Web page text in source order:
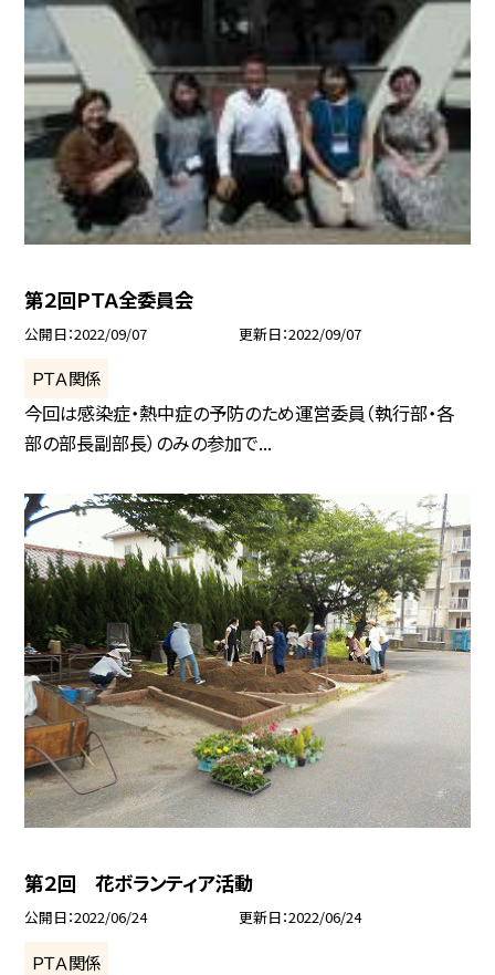
第２回ＰＴＡ全委員会
公開日 2022/09/07 更新日 2022/09/07
ＰＴＡ関係
今回は感染症・熱中症の予防のため運営委員（執行部・各
部の部長副部長）のみの参加で...
第２回 花ボランティア活動
公開日 2022/06/24 更新日 2022/06/24
ＰＴＡ関係